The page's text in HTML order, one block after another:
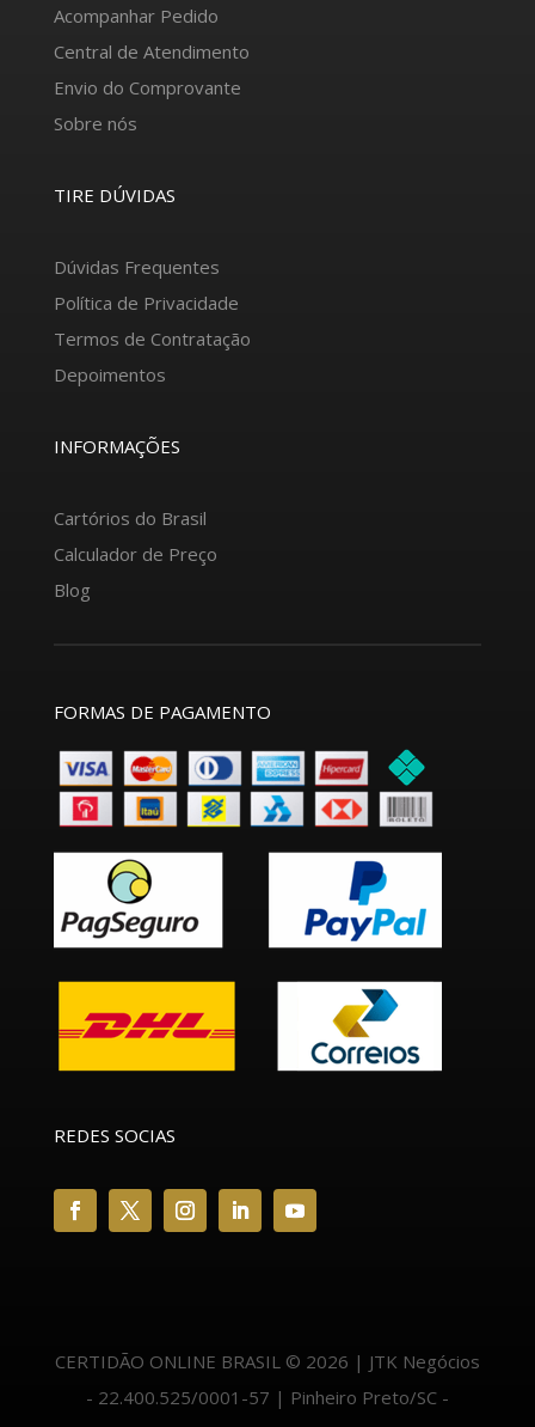
Acompanhar Pedido
Central de Atendimento
Envio do Comprovante
Sobre nós
TIRE DÚVIDAS
Dúvidas Frequentes
Política de Privacidade
Termos de Contratação
Depoimentos
INFORMAÇÕES
Cartórios do Brasil
Calculador de Preço
Blog
FORMAS DE PAGAMENTO
REDES SOCIAS
CERTIDÃO ONLINE BRASIL © 2026 | JTK Negócios
- 22.400.525/0001-57 | Pinheiro Preto/SC -